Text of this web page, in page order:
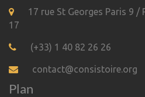
17 rue St Georges Paris 9 /
17
(+33) 1 40 82 26 26
contact@consistoire.org
Plan